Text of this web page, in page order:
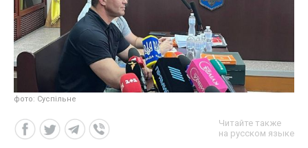
фото: Суспільне
Читайте также
на русском языке